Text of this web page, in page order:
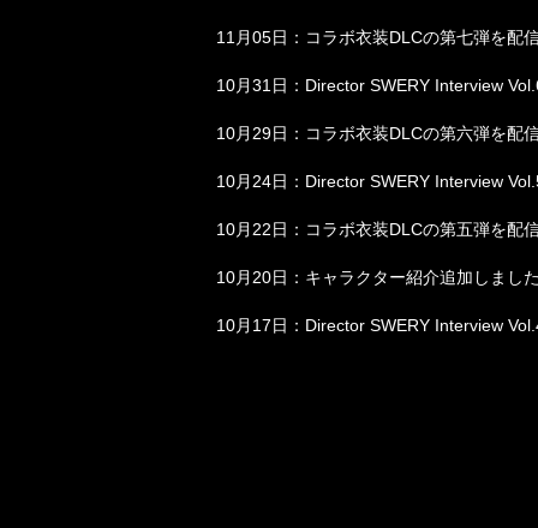
11月05日：コラボ衣装DLCの第七弾を配
10月31日：Director SWERY Interview
10月29日：コラボ衣装DLCの第六弾を配
10月24日：Director SWERY Interview
10月22日：コラボ衣装DLCの第五弾を配
10月20日：キャラクター紹介追加しまし
10月17日：Director SWERY Interview